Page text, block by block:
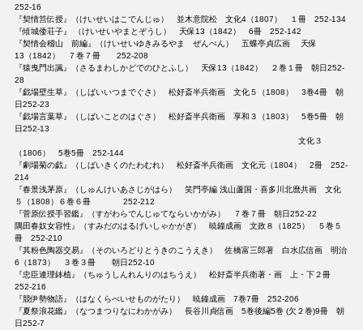
252-16
『契情筥伝授』（けいせいはこでんじゅ） 並木意院松 文化4（1807） １冊 252-134
『傾城倭荘子』 （けいせいやまとぞうし） 天保13（1842） 6冊 252-142
『契情会稽山 前編』（けいせいゆきみるやま ぜんぺん） 五蝶亭貞広画 天保
13（1842） ７巻７冊 252-208
『猿曳門出諷』（さるまわしかどでのひとふし） 天保13（1842） ２巻１冊 朝日252-
28
『戯場壁生草』（しばいいつまでぐさ） 松好斎半兵衛画 文化５（1808） 3巻4冊 朝
日252-23
『戯場言葉草』（しばいことのはぐさ） 松好斎半兵衛画 享和３（1803） 5巻5冊 朝
日252-13
文化３
（1806） 5巻5冊 252-144
『劇場菊の戯』（しばいきくのたわむれ） 松好斎半兵衛画 文化元（1804） 2冊 252-
214
『春景浅茅原』（しゅんけいあさじがはら） 笑門亭編 浅山蘆国・喜多川北麿共画 文化
５（1808）６巻６冊 252-212
『菅原伝授手習鑑』（すがわらでんじゅてならいかがみ） ７巻７冊 朝日252-22
隅田春奴女容性』（すみだのはるげいしゃかがぎ） 暁鐘成画 文政８（1825） ５巻５
冊 252-210
『其粉色陶器交易』（そのいろどりとうきのこうえき） 佐橋富三郎著 白水広信画 明治
6（1873） ３巻３冊 朝日252-10
『忠臣連理鉢植』（ちゅうしんれんりのはちうえ） 松好斎半兵衛著・画 上・下２冊
252-216
『競伊勢物語』（はなくらべいせものがたり） 暁鐘成画 7巻7冊 252-206
『夏祭浪花鑑』（なつまつりなにわかがみ） 長谷川貞信画 5巻後編5巻 (欠２巻)9冊 朝
日252-7